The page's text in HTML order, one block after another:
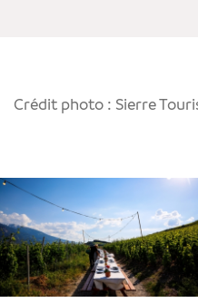
Crédit photo : Sierre